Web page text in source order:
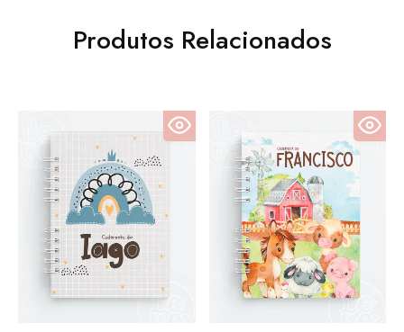
Produtos Relacionados